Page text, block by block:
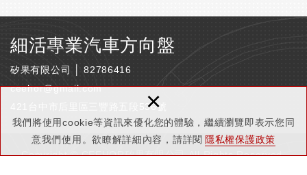
我們將使用cookie等資訊來優化您的體驗，繼續瀏覽即表示您同
意我們使用。欲瞭解詳細內容，請詳閱 隱私權保護政策
×
細活專業汽車方向盤
矽果有限公司 │ 82786416
ceehor@gmail.com
421台中市后里區三豐路五段536號
Copyright © CEEHOR矽果有限公司 All Rights Reserved.